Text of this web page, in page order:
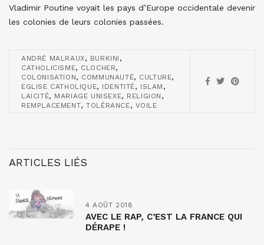
Vladimir Poutine voyait les pays d’Europe occidentale devenir
les colonies de leurs colonies passées.
ANDRÉ MALRAUX, BURKINI ,
CATHOLICISME, CLOCHER,
COLONISATION, COMMUNAUTÉ, CULTURE,
EGLISE CATHOLIQUE, IDENTITÉ, ISLAM ,
LAICITÉ, MARIAGE UNISEXE, RELIGION ,
REMPLACEMENT,TOLÉRANCE, VOILE
ARTICLES LIÉS
4 AOÛT 2018
AVEC LE RAP, C’EST LA FRANCE QUI
DÉRAPE !